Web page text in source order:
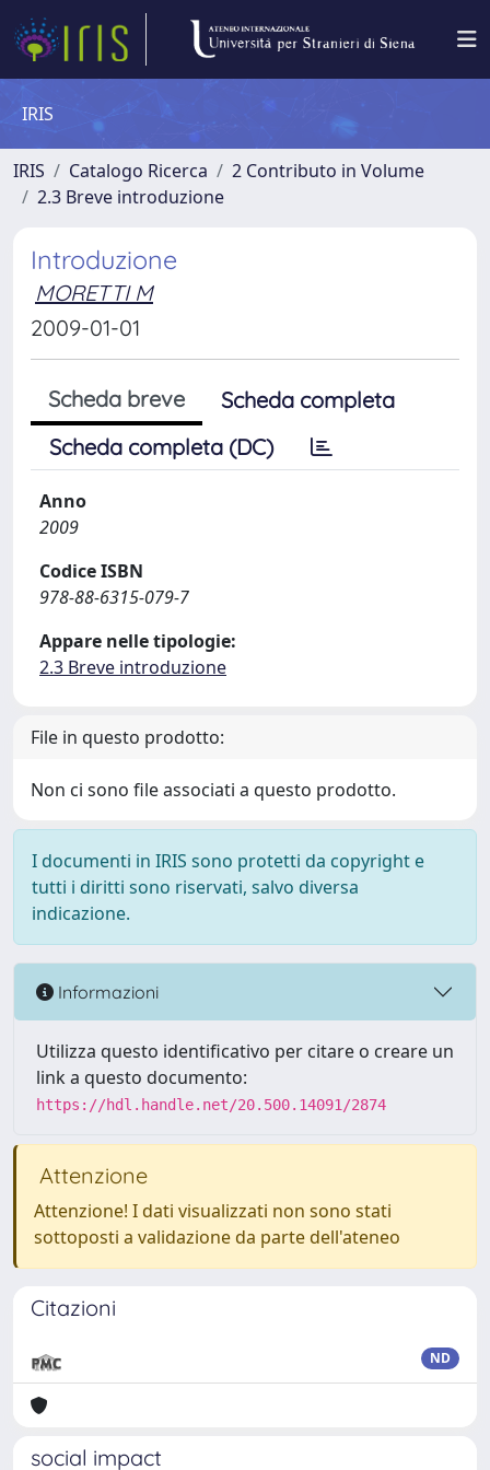
IRIS
IRIS Catalogo Ricerca
2 Contributo in Volume
2.3 Breve introduzione
Introduzione
MORETTI M
2009-01-01
Scheda breve
Scheda completa
Scheda completa (DC)
Anno
2009
Codice ISBN
978-88-6315-079-7
Appare nelle tipologie:
2.3 Breve introduzione
File in questo prodotto:
Non ci sono file associati a questo prodotto.
I documenti in IRIS sono protetti da copyright e
tutti i diritti sono riservati, salvo diversa
indicazione.
Informazioni
Utilizza questo identificativo per citare o creare un
link a questo documento:
https://hdl.handle.net/20.500.14091/2874
Attenzione
Attenzione! I dati visualizzati non sono stati
sottoposti a validazione da parte dell'ateneo
Citazioni
ND
social impact